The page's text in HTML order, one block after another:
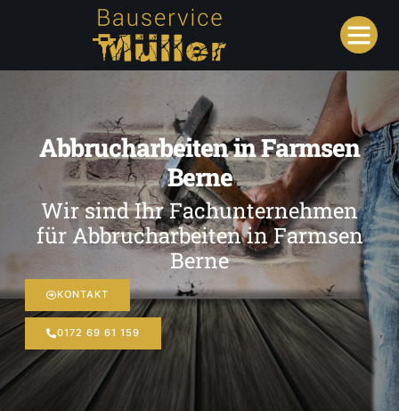
Abbrucharbeiten in Farmsen
Berne
Wir sind Ihr Fachunternehmen
für Abbrucharbeiten in Farmsen
Berne
KONTAKT
0172 69 61 159